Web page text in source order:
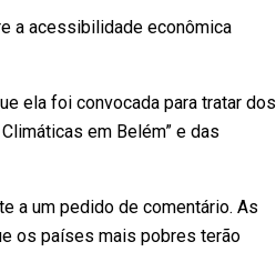
a acessibilidade econômica
ela foi convocada para tratar dos
em Belém” e das
a um pedido de comentário. As
os países mais pobres terão